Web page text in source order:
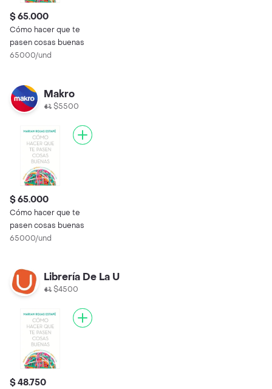
$ 65.000
Cómo hacer que te
pasen cosas buenas
65000/und
Makro
$5500
$ 65.000
Cómo hacer que te
pasen cosas buenas
65000/und
Librería De La U
$4500
$ 48.750